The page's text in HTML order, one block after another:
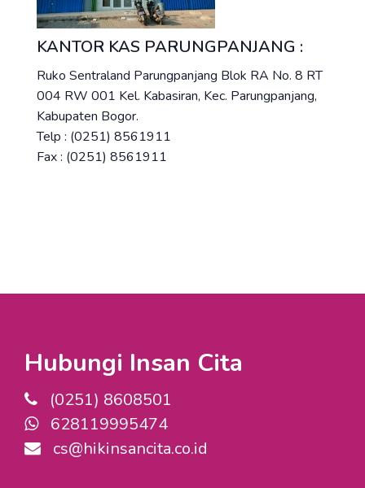
KANTOR KAS PARUNGPANJANG :
Ruko Sentraland Parungpanjang Blok RA No. 8 RT
004 RW 001 Kel. Kabasiran, Kec. Parungpanjang,
Kabupaten Bogor.
Telp : (0251) 8561911
Fax : (0251) 8561911
Hubungi Insan Cita
(0251) 8608501
628119995474
cs@hikinsancita.co.id